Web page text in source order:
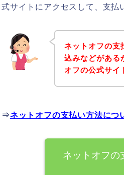
式サイトにアクセスして、支払
ネットオフの支
込みなどがある
オフの公式サイ
⇒ネットオフの支払い方法につ
ネットオフの